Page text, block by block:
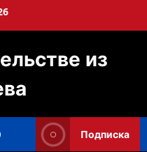
из
Подписка